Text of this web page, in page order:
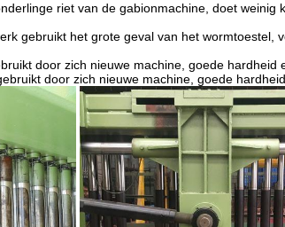
riet van de gabionmachine, doet
gebruikt het grote geval van het
door zich nieuwe machine, goede hardheid
door zich nieuwe machine, goede